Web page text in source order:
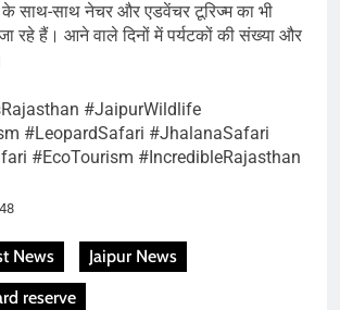
के साथ-साथ नेचर और एडवेंचर टूरिज्म का भी
रहे हैं। आने वाले दिनों में पर्यटकों की संख्या और
#JaipurWildlife
#LeopardSafari #JhalanaSafari
#EcoTourism #IncredibleRajasthan
News
Jaipur News
reserve